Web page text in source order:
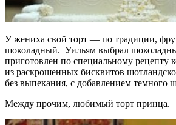
У жениха свой торт — по традиции,
шоколадный. Уильям выбрал
приготовлен по специальному рецепту
из раскрошенных бисквитов
без выпекания, с добавлением темного
Между прочим, любимый торт принца.